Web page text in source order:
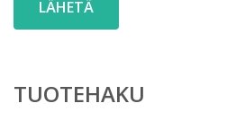
TUOTEHAKU